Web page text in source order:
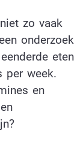
zo vaak
onderzoek
eten
per week.
en